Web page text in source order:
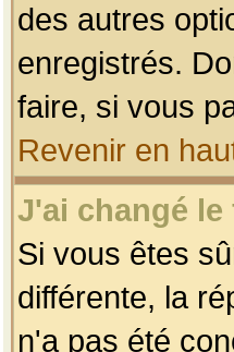
des autres
enregistrés.
faire, si vous
Revenir en
J'ai changé
Si vous êtes
différente, la
n'a pas été